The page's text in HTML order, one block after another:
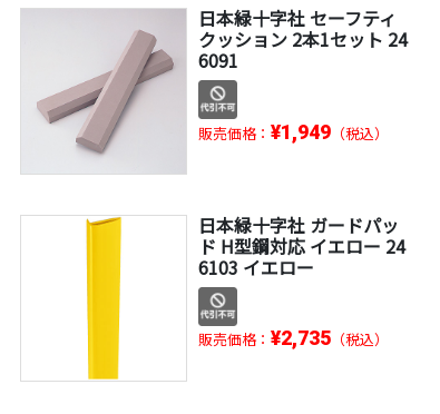
日本緑十字社 セーフティ
クッション 2本1セット 24
6091
販売価格： ¥1,949（税込）
日本緑十字社 ガードパッ
ド H型鋼対応 イエロー 24
6103 イエロー
販売価格： ¥2,735（税込）